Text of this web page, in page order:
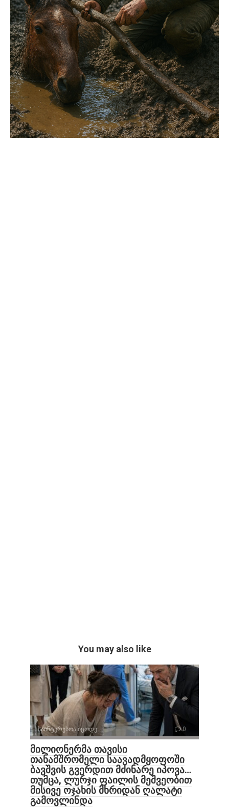
You may also like
საინტერესოა იცოდე 0
მილიონერმა თავისი
თანამშრომელი საავადმყოფოში
ბავშვის გვერდით მძინარე იპოვა…
თუმცა, ლურჯი ფაილის მეშვეობით
მისივე ოჯახის მხრიდან ღალატი
გამოვლინდა